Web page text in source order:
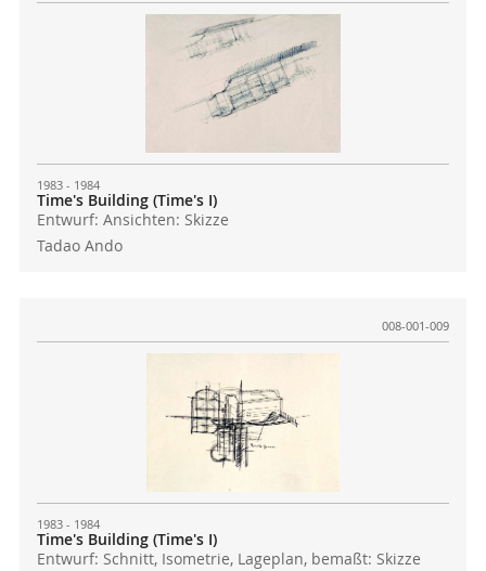
1983 - 1984
Time's Building (Time's I)
Entwurf: Ansichten: Skizze
Tadao Ando
008-001-009
1983 - 1984
Time's Building (Time's I)
Entwurf: Schnitt, Isometrie, Lageplan, bemaßt: Skizze